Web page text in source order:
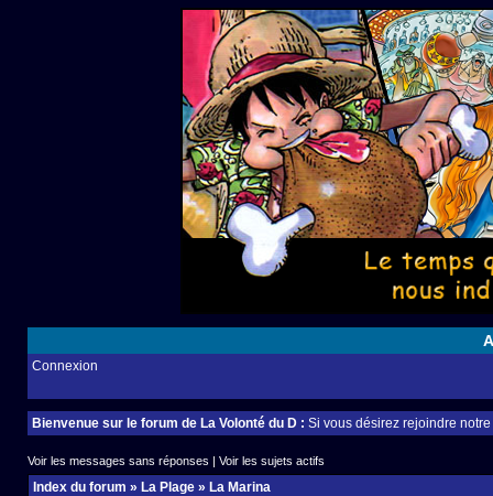
Connexion
Bienvenue sur le forum de La Volonté du D : Si vous désirez rejoindre
Voir les messages sans réponses | Voir les sujets actifs
Index du forum » La Plage » La Marina